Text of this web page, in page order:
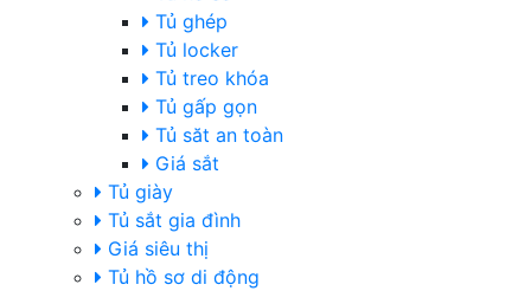
Tủ ghép
Tủ locker
Tủ treo khóa
Tủ gấp gọn
Tủ săt an toàn
Giá sắt
Tủ giày
Tủ sắt gia đình
Giá siêu thị
Tủ hồ sơ di động